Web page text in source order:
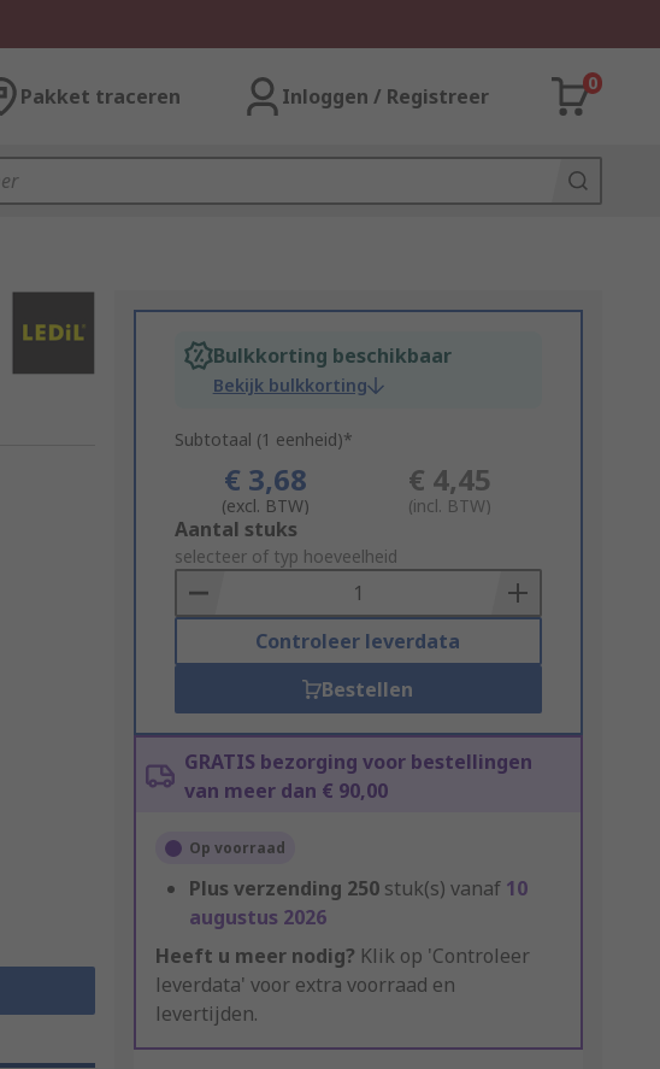
Pakket traceren Inloggen / Registreer
0
Bulkkorting beschikbaar
Bekijk bulkkorting
Subtotaal (1 eenheid)*
€ 3,68
(excl. BTW)
€ 4,45
(incl. BTW)
Add
to
Basket
Aantal stuks
selecteer of typ hoeveelheid
Controleer leverdata
Bestellen
GRATIS bezorging voor bestellingen
van meer dan € 90,00
Op voorraad
Plus verzending 250 stuk(s) vanaf 10
augustus 2026
Heeft u meer nodig? Klik op 'Controleer
leverdata' voor extra voorraad en
levertijden.